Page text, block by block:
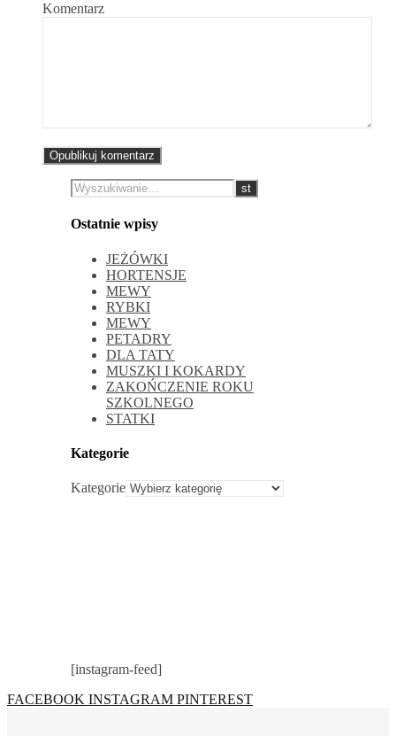
Komentarz
Ostatnie wpisy
JEŻÓWKI
HORTENSJE
MEWY
RYBKI
MEWY
PETADRY
DLA TATY
MUSZKI I KOKARDY
ZAKOŃCZENIE ROKU
SZKOLNEGO
STATKI
Kategorie
Kategorie
[instagram-feed]
FACEBOOK INSTAGRAM PINTEREST